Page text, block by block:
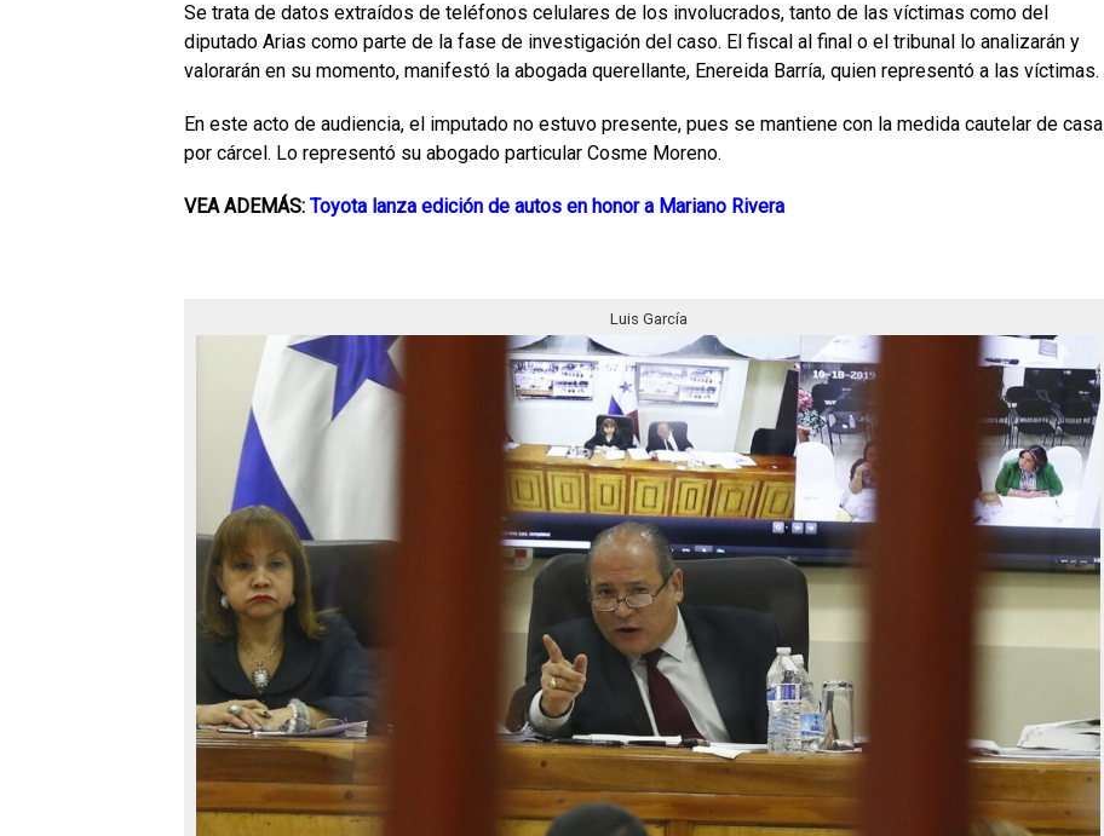
Se trata de datos extraídos de teléfonos celulares de los involucrados, tanto de las víctimas como del
diputado Arias como parte de la fase de investigación del caso. El fiscal al final o el tribunal lo analizarán y
valorarán en su momento, manifestó la abogada querellante, Enereida Barría, quien representó a las víctimas.
En este acto de audiencia, el imputado no estuvo presente, pues se mantiene con la medida cautelar de casa
por cárcel. Lo representó su abogado particular Cosme Moreno.
VEA ADEMÁS: Toyota lanza edición de autos en honor a Mariano Rivera
Luis García